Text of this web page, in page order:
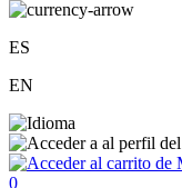
ES
EN
0